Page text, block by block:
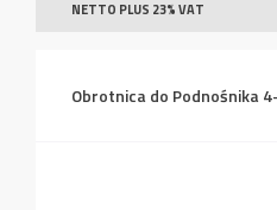
NETTO PLUS 23% VAT
Obrotnica do Podnośnika